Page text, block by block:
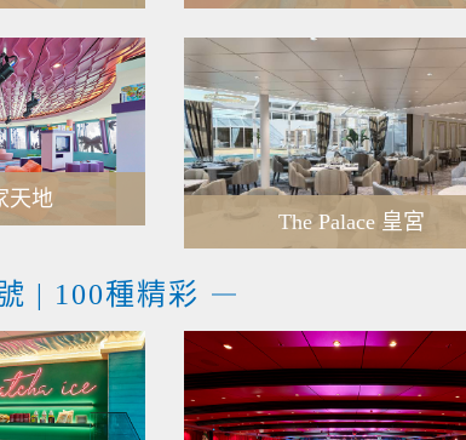
天地
The Palace 皇宮
| 100種精彩